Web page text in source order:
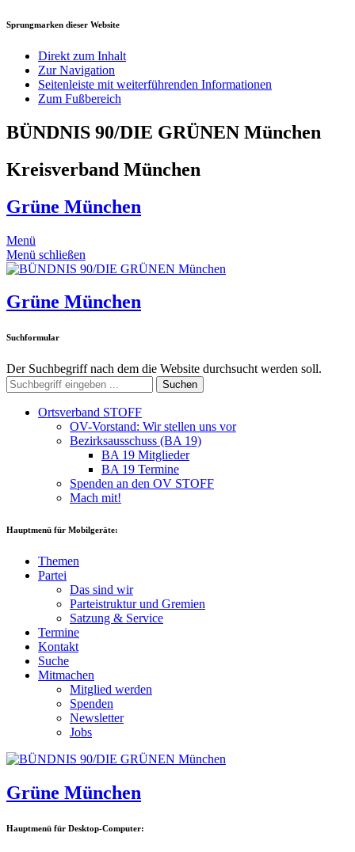
Sprungmarken dieser Website
Direkt zum Inhalt
Zur Navigation
Seitenleiste mit weiterführenden Informationen
Zum Fußbereich
BÜNDNIS 90/DIE GRÜNEN München
Kreisverband München
Grüne München
Menü
Menü schließen
Grüne München
Suchformular
Der Suchbegriff nach dem die Website durchsucht werden soll.
Suchen
Ortsverband STOFF
OV-Vorstand: Wir stellen uns vor
Bezirksausschuss (BA 19)
BA 19 Mitglieder
BA 19 Termine
Spenden an den OV STOFF
Mach mit!
Hauptmenü für Mobilgeräte:
Themen
Partei
Das sind wir
Parteistruktur und Gremien
Satzung & Service
Termine
Kontakt
Suche
Mitmachen
Mitglied werden
Spenden
Newsletter
Jobs
Grüne München
Hauptmenü für Desktop-Computer: